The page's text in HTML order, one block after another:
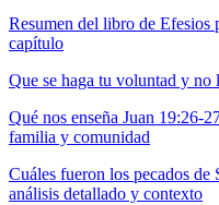
Resumen del libro de Efesios
capítulo
Que se haga tu voluntad y
Qué nos enseña Juan 19:26-
familia y comunidad
Cuáles fueron los pecados
análisis detallado y contexto